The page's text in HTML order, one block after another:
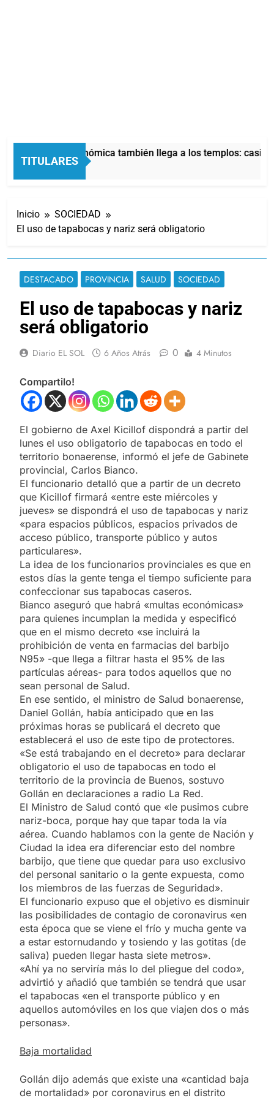
TITULARES
La crisis económica también llega a los templos: casi
7 Horas Atrás
Inicio
SOCIEDAD
El uso de tapabocas y nariz será obligatorio
DESTACADO PROVINCIA SALUD SOCIEDAD
El uso de tapabocas y nariz
será obligatorio
Diario EL SOL 6 Años Atrás 0 4 Minutos
Compartilo!
El gobierno de Axel Kicillof dispondrá a partir del
lunes el uso obligatorio de tapabocas en todo el
territorio bonaerense, informó el jefe de Gabinete
provincial, Carlos Bianco.
El funcionario detalló que a partir de un decreto
que Kicillof firmará «entre este miércoles y
jueves» se dispondrá el uso de tapabocas y nariz
«para espacios públicos, espacios privados de
acceso público, transporte público y autos
particulares».
La idea de los funcionarios provinciales es que en
estos días la gente tenga el tiempo suficiente para
confeccionar sus tapabocas caseros.
Bianco aseguró que habrá «multas económicas»
para quienes incumplan la medida y especificó
que en el mismo decreto «se incluirá la
prohibición de venta en farmacias del barbijo
N95» -que llega a filtrar hasta el 95% de las
partículas aéreas- para todos aquellos que no
sean personal de Salud.
En ese sentido, el ministro de Salud bonaerense,
Daniel Gollán, había anticipado que en las
próximas horas se publicará el decreto que
establecerá el uso de este tipo de protectores.
«Se está trabajando en el decreto» para declarar
obligatorio el uso de tapabocas en todo el
territorio de la provincia de Buenos, sostuvo
Gollán en declaraciones a radio La Red.
El Ministro de Salud contó que «le pusimos cubre
nariz-boca, porque hay que tapar toda la vía
aérea. Cuando hablamos con la gente de Nación y
Ciudad la idea era diferenciar esto del nombre
barbijo, que tiene que quedar para uso exclusivo
del personal sanitario o la gente expuesta, como
los miembros de las fuerzas de Seguridad».
El funcionario expuso que el objetivo es disminuir
las posibilidades de contagio de coronavirus «en
esta época que se viene el frío y mucha gente va
a estar estornudando y tosiendo y las gotitas (de
saliva) pueden llegar hasta siete metros».
«Ahí ya no serviría más lo del pliegue del codo»,
advirtió y añadió que también se tendrá que usar
el tapabocas «en el transporte público y en
aquellos automóviles en los que viajen dos o más
personas».
Baja mortalidad
Gollán dijo además que existe una «cantidad baja
de mortalidad» por coronavirus en el distrito